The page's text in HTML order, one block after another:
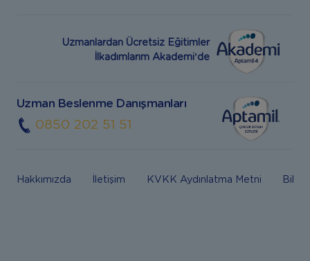
Uzmanlardan Ücretsiz Eğitimler
İlkadımlarım Akademi’de
Uzman Beslenme Danışmanları
0850 202 51 51
Hakkımızda İletişim KVKK Aydınlatma Metni Bilgi